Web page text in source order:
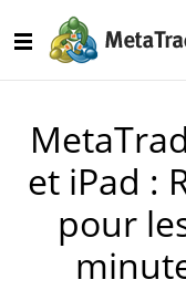
et iPad :
pour